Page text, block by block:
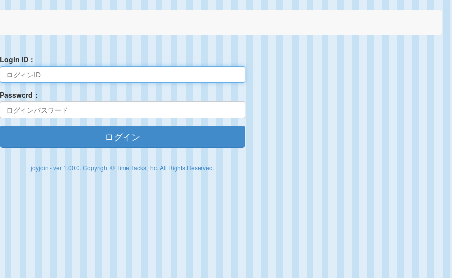
Login ID：
Password：
ログイン
joyjoin - ver 1.00.0. Copyright © TimeHacks, Inc. All Rights Reserved.